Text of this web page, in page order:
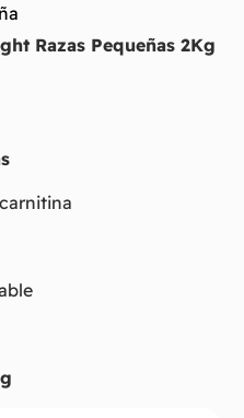
Razas Pequeñas 2Kg